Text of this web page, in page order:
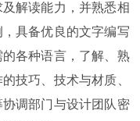
解读能力，并熟悉相
具备优良的文字编写
各种语言，了解、熟
技巧、技术与材质、
调部门与设计团队密